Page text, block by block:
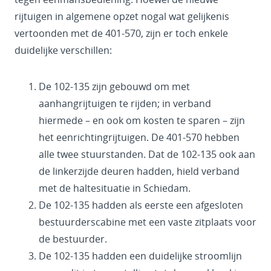
rijtuigen in algemene opzet nogal wat gelijkenis
vertoonden met de 401-570, zijn er toch enkele
duidelijke verschillen:
De 102-135 zijn gebouwd om met
aanhangrijtuigen te rijden; in verband
hiermede – en ook om kosten te sparen – zijn
het eenrichtingrijtuigen. De 401-570 hebben
alle twee stuurstanden. Dat de 102-135 ook aan
de linkerzijde deuren hadden, hield verband
met de haltesituatie in Schiedam.
De 102-135 hadden als eerste een afgesloten
bestuurderscabine met een vaste zitplaats voor
de bestuurder.
De 102-135 hadden een duidelijke stroomlijn